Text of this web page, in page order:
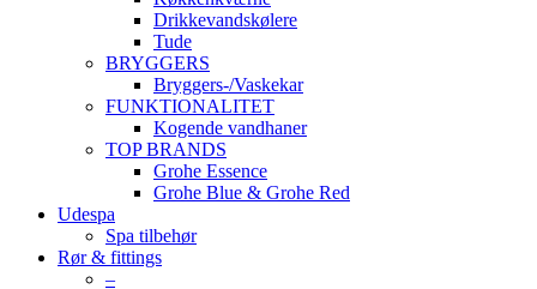
Drikkevandskølere
Tude
BRYGGERS
Bryggers-/Vaskekar
FUNKTIONALITET
Kogende vandhaner
TOP BRANDS
Grohe Essence
Grohe Blue & Grohe Red
Udespa
Spa tilbehør
Rør & fittings
–